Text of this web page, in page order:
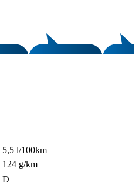
5,5 l/100km
124 g/km
D